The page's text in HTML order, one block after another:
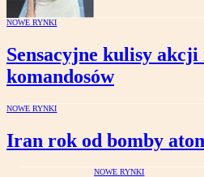
NOWE RYNKI
Sensacyjne kulisy
komandosów
NOWE RYNKI
Iran rok od bomby
NOWE RYNKI